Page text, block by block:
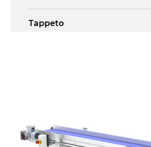
Tappeto
Velocità
4.5 m/minuto